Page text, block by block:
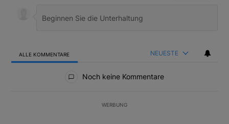
ALLE KOMMENTARE NEUESTE
Noch keine Kommentare
WERBUNG